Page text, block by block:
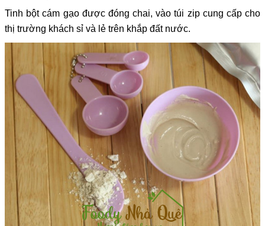
Tinh bột cám gạo được đóng chai, vào túi zip cung cấp cho
thị trường khách sỉ và lẻ trên khắp đất nước.